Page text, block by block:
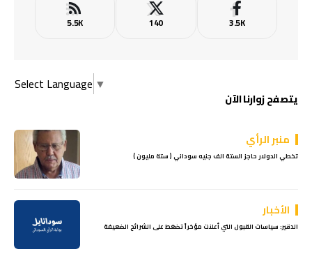
3.5K
140
5.5K
Select Language ▼
يتصفح زوارنا الآن
منبر الرأي
تخطي الدولار حاجز الستة الف جنيه سوداني ( ستة مليون )
الأخبار
الدقير: سياسات القبول التي أعلنت مؤخراً تضغط على الشرائح الضعيفة